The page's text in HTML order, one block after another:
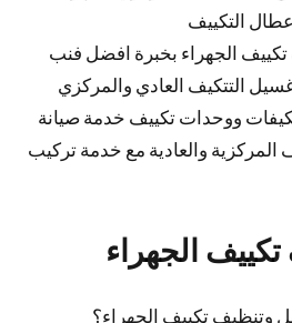
التكييف
الجهراء بخبرة افضل فنب
التتكيف العادي والمركزي
ووحدات تكييف خدمة صيانة
المركزية والعادية مع خدمة تركيب
الجهراء
تكييف الجهراء؟